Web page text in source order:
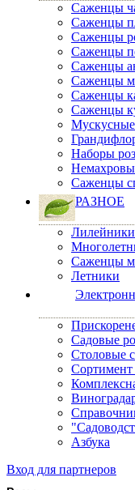
Саженцы
Саженцы
Саженцы
Саженцы
Саженцы
Саженцы
Саженцы
Саженцы
Наборы роз
Саженцы
РАЗНОЕ
Саженцы
Летники
Садовые
Столовые
Сортимент
Азбука
Вход для партнеров